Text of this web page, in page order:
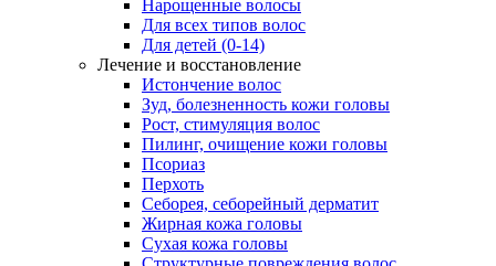
Нарощенные волосы
Для всех типов волос
Для детей (0-14)
Лечение и восстановление
Истончение волос
Зуд, болезненность кожи головы
Рост, стимуляция волос
Пилинг, очищение кожи головы
Псориаз
Перхоть
Себорея, себорейный дерматит
Жирная кожа головы
Сухая кожа головы